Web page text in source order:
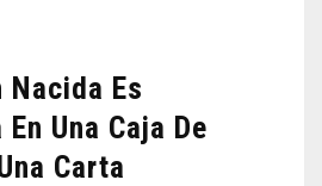
Nacida Es
Una Caja De
Carta